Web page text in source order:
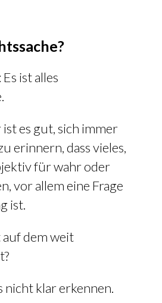
Es ist alles
es gut, sich immer
erinnern, dass vieles,
für wahr oder
vor allem eine Frage
ist.
dem weit
nicht klar erkennen.